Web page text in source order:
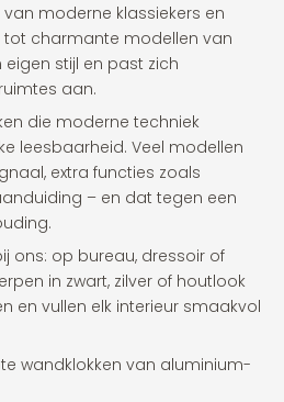
moderne klassiekers en
tot charmante modellen van
eigen stijl en past zich
aan.
die moderne techniek
leesbaarheid. Veel modellen
extra functies zoals
– en dat tegen een
ons: op bureau, dressoir of
in zwart, zilver of houtlook
en vullen elk interieur smaakvol
wandklokken van aluminium-